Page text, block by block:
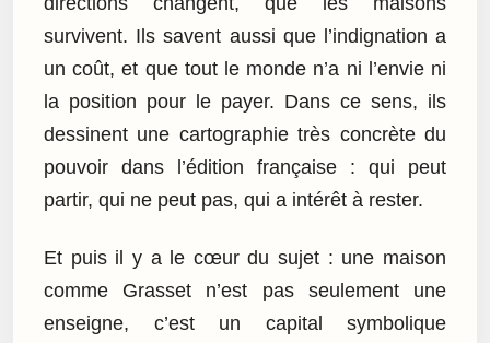
survivent. Ils savent aussi que l’indignation a
un coût, et que tout le monde n’a ni l’envie ni
la position pour le payer. Dans ce sens, ils
dessinent une cartographie très concrète du
pouvoir dans l’édition française : qui peut
partir, qui ne peut pas, qui a intérêt à rester.
Et puis il y a le cœur du sujet : une maison
comme Grasset n’est pas seulement une
enseigne, c’est un capital symbolique